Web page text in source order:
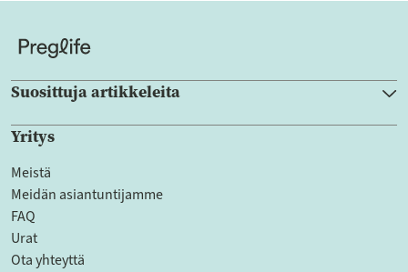
Suosittuja artikkeleita
Yritys
Meistä
Meidän asiantuntijamme
FAQ
Urat
Ota yhteyttä